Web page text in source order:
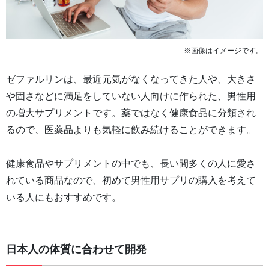
※画像はイメージです。
ゼファルリンは、最近元気がなくなってきた人や、大きさ
や固さなどに満足をしていない人向けに作られた、男性用
の増大サプリメントです。薬ではなく健康食品に分類され
るので、医薬品よりも気軽に飲み続けることができます。
健康食品やサプリメントの中でも、長い間多くの人に愛さ
れている商品なので、初めて男性用サプリの購入を考えて
いる人にもおすすめです。
日本人の体質に合わせて開発